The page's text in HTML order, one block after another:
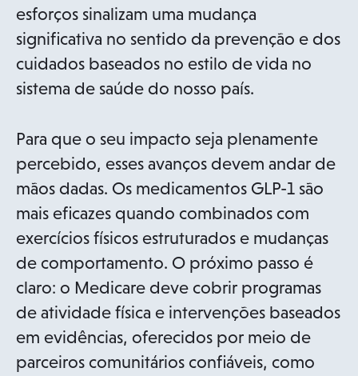
esforços sinalizam uma mudança
significativa no sentido da prevenção e dos
cuidados baseados no estilo de vida no
sistema de saúde do nosso país.
Para que o seu impacto seja plenamente
percebido, esses avanços devem andar de
mãos dadas. Os medicamentos GLP-1 são
mais eficazes quando combinados com
exercícios físicos estruturados e mudanças
de comportamento. O próximo passo é
claro: o Medicare deve cobrir programas
de atividade física e intervenções baseados
em evidências, oferecidos por meio de
parceiros comunitários confiáveis, como